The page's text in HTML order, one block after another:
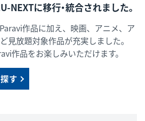
NEXTに移行・統合されました。
作品に加え、映画、アニメ、ア
見放題対象作品が充実しました。
作品をお楽しみいただけます。
す